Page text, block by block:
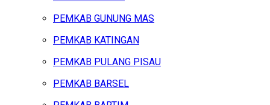
PEMKAB GUNUNG MAS
PEMKAB KATINGAN
PEMKAB PULANG PISAU
PEMKAB BARSEL